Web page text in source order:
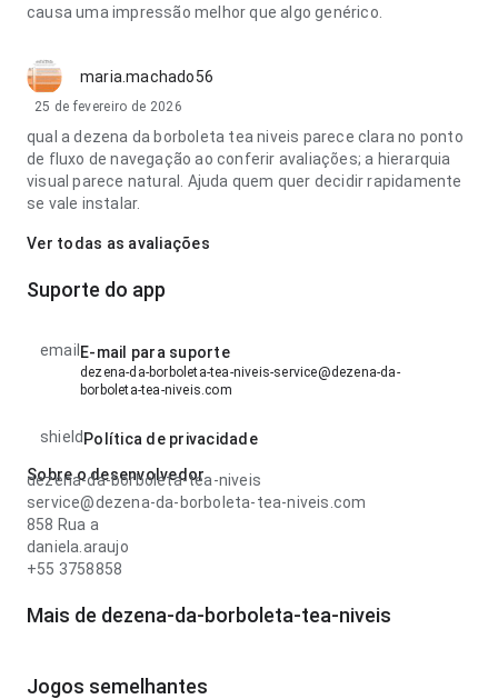
causa uma impressão melhor que algo genérico.
maria.machado56
25 de fevereiro de 2026
qual a dezena da borboleta tea niveis parece clara no ponto
de fluxo de navegação ao conferir avaliações; a hierarquia
visual parece natural. Ajuda quem quer decidir rapidamente
se vale instalar.
Ver todas as avaliações
Suporte do app
email E-mail para suporte
dezena-da-borboleta-tea-niveis-service@dezena-da-
borboleta-tea-niveis.com
shield Política de privacidade
Sobre o desenvolvedor
dezena-da-borboleta-tea-niveis
service@dezena-da-borboleta-tea-niveis.com
858 Rua a
daniela.araujo
+55 3758858
Mais de dezena-da-borboleta-tea-niveis
Jogos semelhantes